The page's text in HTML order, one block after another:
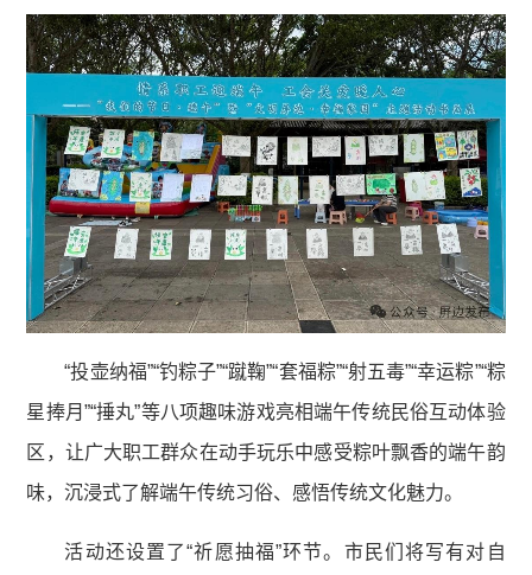
“投壶纳福”“钓粽子”“蹴鞠”“套福粽”“射五毒”“幸运粽”“粽
星捧月”“捶丸”等八项趣味游戏亮相端午传统民俗互动体验
区，让广大职工群众在动手玩乐中感受粽叶飘香的端午韵
味，沉浸式了解端午传统习俗、感悟传统文化魅力。
活动还设置了“祈愿抽福”环节。市民们将写有对自